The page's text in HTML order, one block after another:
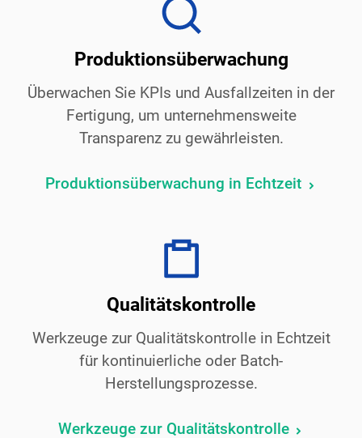
Produktionsüberwachung
Überwachen Sie KPIs und Ausfallzeiten in der
Fertigung, um unternehmensweite
Transparenz zu gewährleisten.
Produktionsüberwachung in Echtzeit
Qualitätskontrolle
Werkzeuge zur Qualitätskontrolle in Echtzeit
für kontinuierliche oder Batch-
Herstellungsprozesse.
Werkzeuge zur Qualitätskontrolle